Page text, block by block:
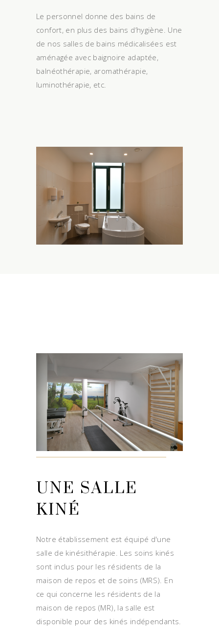
Le personnel donne des bains de
confort, en plus des bains d’hygiène. Une
de nos salles de bains médicalisées est
aménagée avec baignoire adaptée,
balnéothérapie, aromathérapie,
luminothérapie, etc.
UNE SALLE
KINÉ
Notre établissement est équipé d'une
salle de kinésithérapie. Les soins kinés
sont inclus pour les résidents de la
maison de repos et de soins (MRS). En
ce qui concerne les résidents de la
maison de repos (MR), la salle est
disponible pour des kinés indépendants.